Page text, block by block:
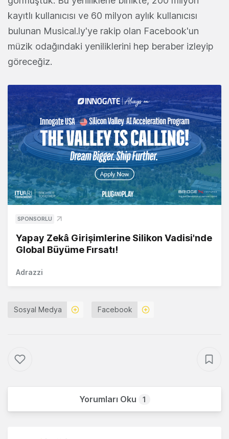
kayıtlı kullanıcısı ve 60 milyon aylık kullanıcısı
bulunan Musical.ly'ye rakip olan Facebook'un
müzik odağındaki yeniliklerini hep beraber izleyip
göreceğiz.
SPONSORLU
Yapay Zekâ Girişimlerine Silikon Vadisi'nde
Global Büyüme Fırsatı!
Adrazzi
Sosyal Medya Facebook
Yorumları Oku 1